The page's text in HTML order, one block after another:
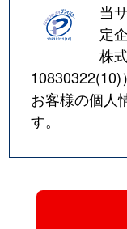
当
定
株
10830322(10)
お客様の個人
す。